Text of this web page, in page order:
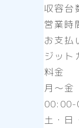
収容台
営業時
お支払
ジット
料金
月〜金
00:00-
土・日